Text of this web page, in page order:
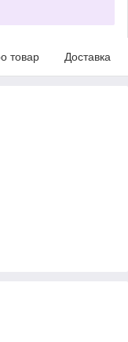
товар Доставка